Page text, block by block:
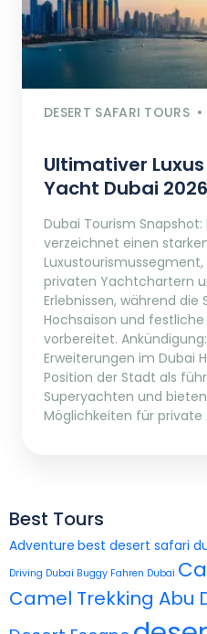
DESERT SAFARI TOURS
Ultimativer
Yacht Dubai
Dubai Tourism
verzeichnet einen
privaten Yachtchartern
Erlebnissen, während
Hochsaison und
vorbereitet.
Erweiterungen im Dubai
Position der Stadt als
Superyachten und
Möglichkeiten für private
Best Tours
Adventure best desert safari
Driving Dubai Buggy Fahren Dubai
Camel Trekking Abu